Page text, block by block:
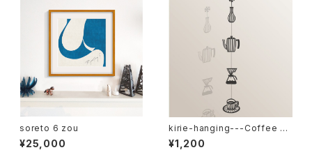
soreto 6 zou
¥25,000
kirie-hanging---Coffee br
eak（ペーパーオーナメント・コ
ーヒーブレイク）
¥1,200